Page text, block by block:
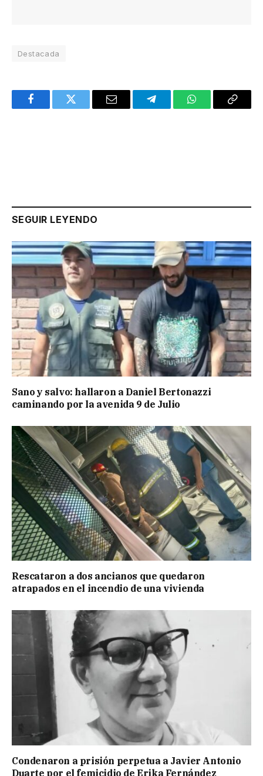
Destacada
FacebookTwitter Email TelegramWhatsAppCopy
SEGUIR LEYENDO
Sano y salvo: hallaron a Daniel Bertonazzi
caminando por la avenida 9 de Julio
Rescataron a dos ancianos que quedaron
atrapados en el incendio de una vivienda
Condenaron a prisión perpetua a Javier Antonio
Duarte por el femicidio de Erika Fernández